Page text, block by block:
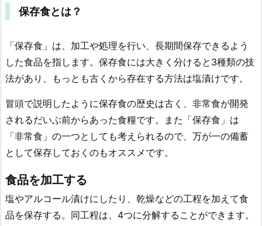
保存食とは？
「保存食」は、加工や処理を行い、長期間保存できるよう
した食品を指します。保存食には大きく分けると3種類の技
法があり、もっとも古くから存在する方法は塩漬けです。
冒頭で説明したように保存食の歴史は古く、非常食が開発
されるだいぶ前からあった食糧です。また「保存食」は
「非常食」の一つとしても考えられるので、万が一の備蓄
として保存しておくのもオススメです。
食品を加工する
塩やアルコール漬けにしたり、乾燥などの工程を加えて食
品を保存する。同工程は、4つに分解することができます。